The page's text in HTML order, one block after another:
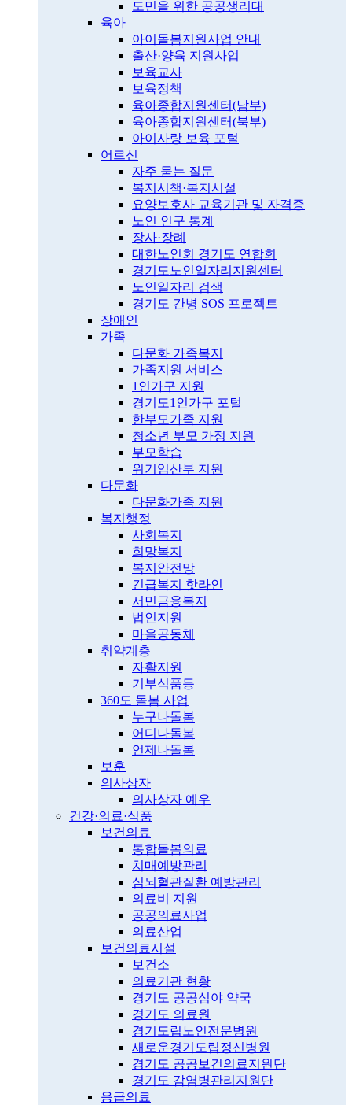
도민을 위한 공공생리대
육아
아이돌봄지원사업 안내
출산·양육 지원사업
보육교사
보육정책
육아종합지원센터(남부)
육아종합지원센터(북부)
아이사랑 보육 포털
어르신
자주 묻는 질문
복지시책·복지시설
요양보호사 교육기관 및 자격증
노인 인구 통계
장사·장례
대한노인회 경기도 연합회
경기도노인일자리지원센터
노인일자리 검색
경기도 간병 SOS 프로젝트
장애인
가족
다문화 가족복지
가족지원 서비스
1인가구 지원
경기도1인가구 포털
한부모가족 지원
청소년 부모 가정 지원
부모학습
위기임산부 지원
다문화
다문화가족 지원
복지행정
사회복지
희망복지
복지안전망
긴급복지 핫라인
서민금융복지
법인지원
마을공동체
취약계층
자활지원
기부식품등
360도 돌봄 사업
누구나돌봄
어디나돌봄
언제나돌봄
보훈
의사상자
의사상자 예우
건강·의료·식품
보건의료
통합돌봄의료
치매예방관리
심뇌혈관질환 예방관리
의료비 지원
공공의료사업
의료산업
보건의료시설
보건소
의료기관 현황
경기도 공공심야 약국
경기도 의료원
경기도립노인전문병원
새로운경기도립정신병원
경기도 공공보건의료지원단
경기도 감염병관리지원단
응급의료